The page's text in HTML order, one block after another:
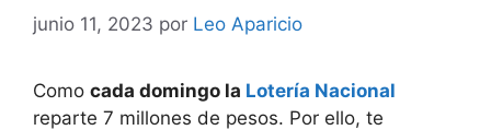
junio 11, 2023 por Leo Aparicio
Como cada domingo la Lotería Nacional
reparte 7 millones de pesos. Por ello, te